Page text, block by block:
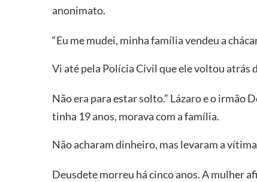
anonimato.
“Eu me mudei, minha família vendeu a
Vi até pela Polícia Civil que ele voltou atrás
Não era para estar solto.” Lázaro e o irmão
tinha 19 anos, morava com a família.
Não acharam dinheiro, mas levaram a
Deusdete morreu há cinco anos. A mulher